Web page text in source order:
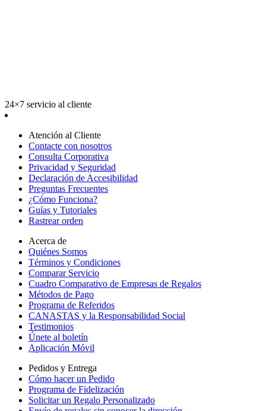
24×7 servicio al cliente
Atención al Cliente
Contacte con nosotros
Consulta Corporativa
Privacidad y Seguridad
Declaración de Accesibilidad
Preguntas Frecuentes
¿Cómo Funciona?
Guías y Tutoriales
Rastrear orden
Acerca de
Quiénes Somos
Términos y Condiciones
Comparar Servicio
Cuadro Comparativo de Empresas de Regalos
Métodos de Pago
Programa de Referidos
CANASTAS y la Responsabilidad Social
Testimonios
Únete al boletín
Aplicación Móvil
Pedidos y Entrega
Cómo hacer un Pedido
Programa de Fidelización
Solicitar un Regalo Personalizado